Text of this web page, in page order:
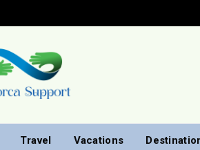
Travel Vacations